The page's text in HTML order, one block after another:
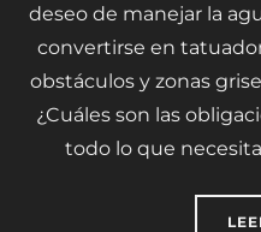
deseo de manejar la
convertirse en
obstáculos y zonas
¿Cuáles son las
todo lo que